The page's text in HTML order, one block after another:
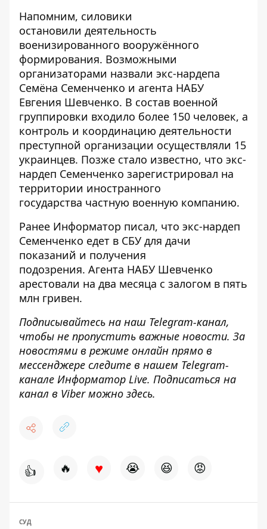
Напомним, силовики
остановили деятельность
военизированного вооружённого
формирования. Возможными
организаторами назвали экс-нардепа
Семёна Семенченко и агента НАБУ
Евгения Шевченко. В состав военной
группировки входило более 150 человек, а
контроль и координацию деятельности
преступной организации осуществляли 15
украинцев. Позже стало известно, что экс-
нардеп Семенченко зарегистрировал на
территории иностранного
государства частную военную компанию.
Ранее Информатор писал, что экс-нардеп
Семенченко едет в СБУ для дачи
показаний и получения
подозрения. Агента НАБУ Шевченко
арестовали на два месяца с залогом в пять
млн гривен.
Подписывайтесь на наш Telegram-канал,
чтобы не пропустить важные новости. За
новостями в режиме онлайн прямо в
мессенджере следите в нашем Telegram-
канале Информатор Live. Подписаться на
канал в Viber можно здесь.
👍 🔥 ♥ 😭 😆 😡
СУД